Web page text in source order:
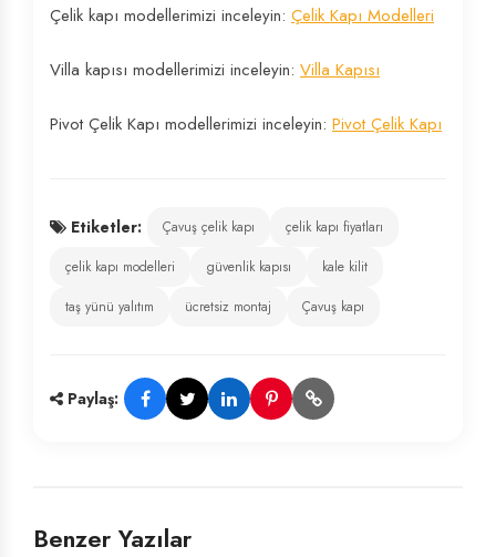
Çelik kapı modellerimizi inceleyin: Çelik Kapı Modelleri
Villa kapısı modellerimizi inceleyin: Villa Kapısı
Pivot Çelik Kapı modellerimizi inceleyin: Pivot Çelik Kapı
Etiketler: Çavuş çelik kapı
çelik kapı fiyatları
çelik kapı modelleri
güvenlik kapısı
kale kilit
taş yünü yalıtım
ücretsiz montaj Çavuş kapı
Paylaş:
Benzer Yazılar